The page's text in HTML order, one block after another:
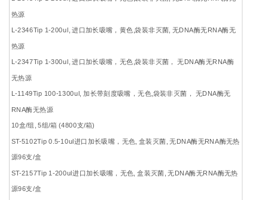
热源
L-2346Tip 1-200ul, 进口加长吸嘴，黄色,袋装非灭菌, 无DNA酶无RNA酶无
热源
L-2347Tip 1-300ul, 进口加长吸嘴，无色,袋装非灭菌， 无DNA酶无RNA酶
无热源
L-1149Tip 100-1300ul, 加长带刻度吸嘴，无色,袋装非灭菌， 无DNA酶无
RNA酶无热源
10盒/组, 5组/箱 (4800支/箱)
ST-5102Tip 0.5-10ul进口加长吸嘴，无色, 盒装灭菌, 无DNA酶无RNA酶无热
源96支/盒
ST-2157Tip 1-200ul进口加长吸嘴，无色, 盒装灭菌, 无DNA酶无RNA酶无热
源96支/盒